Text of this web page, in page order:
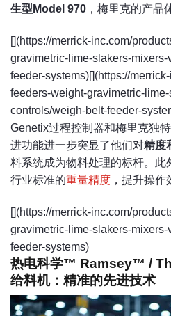
生型Model 970 ，梅里克的产品
[](https://merrick-inc.com/
gravimetric-lime-slakers-
feeder-systems)[](https://
feeders-weight-gravimetric-
controls/weigh-belt-feeder-
Genetix过程控制器和梅里克独
进功能进一步突显了他们对精度
料系统成为物料处理的标杆。此
行业标准的重量精度 ，提升操作
[](https://merrick-inc.com/
gravimetric-lime-slakers-
feeder-systems)
热电科学™ Ramsey™ /
给料机：精准的先进技术